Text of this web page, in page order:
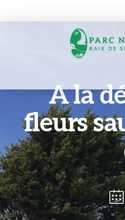
A la
fleurs